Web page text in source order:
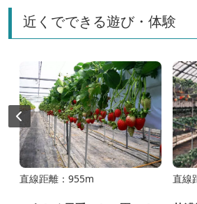
近くでできる遊び・体験
直線距離：955m 直線